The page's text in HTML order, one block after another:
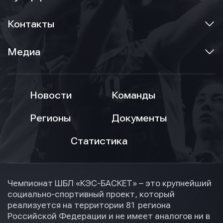
Контакты
Медиа
Новости
Команды
Регионы
Документы
Статистика
Чемпионат ШБЛ «КЭС-БАСКЕТ» – это крупнейший
социально-спортивный проект, который
реализуется на территории 81 региона
Российской Федерации и не имеет аналогов ни в